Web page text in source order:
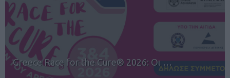
Greece Race for the Cure® 2026: Οι …